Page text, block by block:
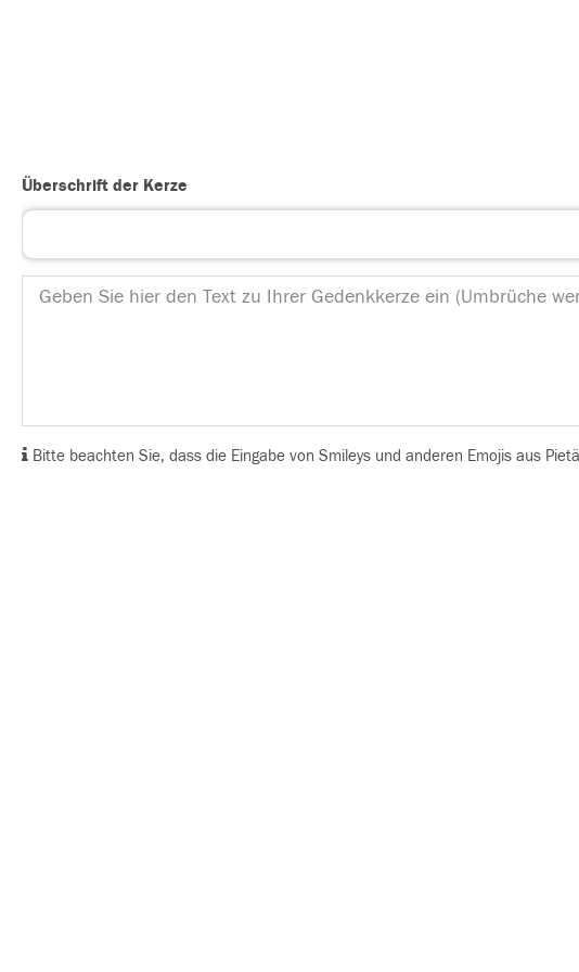
Überschrift der Kerze
Bitte beachten Sie, dass die Eingabe von Smileys und anderen Emojis aus